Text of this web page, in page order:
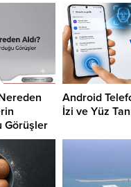
Görüşler
Android
İzi ve Yüz